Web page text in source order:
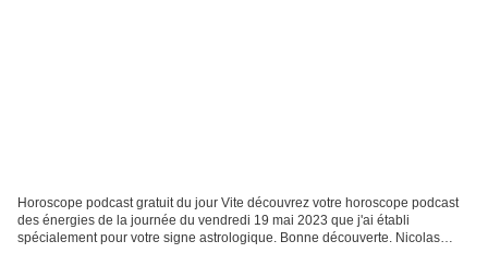
Horoscope podcast gratuit du jour Vite découvrez votre horoscope podcast
des énergies de la journée du vendredi 19 mai 2023 que j'ai établi
spécialement pour votre signe astrologique. Bonne découverte. Nicolas